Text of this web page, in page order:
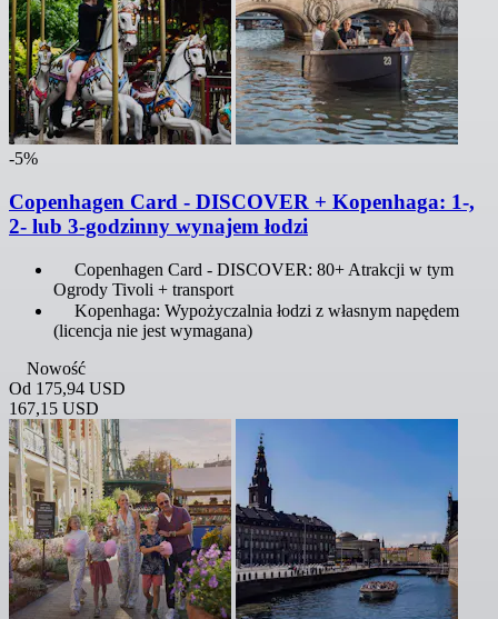
-5%
Copenhagen Card - DISCOVER + Kopenhaga: 1-,
2- lub 3-godzinny wynajem łodzi
Copenhagen Card - DISCOVER: 80+ Atrakcji w tym
Ogrody Tivoli + transport
Kopenhaga: Wypożyczalnia łodzi z własnym napędem
(licencja nie jest wymagana)
Nowość
Od 175,94 USD
167,15 USD